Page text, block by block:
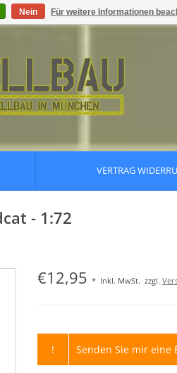
VERTRAG
- 1:72
€12,95* Inkl. MwSt. zzgl.
! Senden Sie mir
Nein Für weitere Informationen